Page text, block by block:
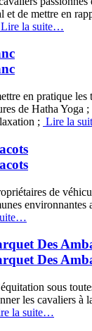
et de mettre en
Lire la suite…
en pratique les
de Hatha Yoga ;
; Lire la
de
environnantes
Des
Des
sous
les cavaliers à
la suite…